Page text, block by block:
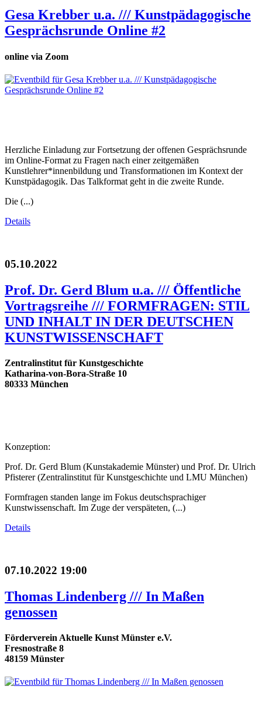
Gesa Krebber u.a. /// Kunstpädagogische
Gesprächsrunde Online #2
online via Zoom
Herzliche Einladung zur Fortsetzung der offenen Gesprächsrunde
im Online-Format zu Fragen nach einer zeitgemäßen
Kunstlehrer*innenbildung und Transformationen im Kontext der
Kunstpädagogik. Das Talkformat geht in die zweite Runde.
Die (...)
Details
05.10.2022
Prof. Dr. Gerd Blum u.a. /// Öffentliche
Vortragsreihe /// FORMFRAGEN: STIL
UND INHALT IN DER DEUTSCHEN
KUNSTWISSENSCHAFT
Zentralinstitut für Kunstgeschichte
Katharina-von-Bora-Straße 10
80333 München
Konzeption:
Prof. Dr. Gerd Blum (Kunstakademie Münster) und Prof. Dr. Ulrich
Pfisterer (Zentralinstitut für Kunstgeschichte und LMU München)
Formfragen standen lange im Fokus deutschsprachiger
Kunstwissenschaft. Im Zuge der verspäteten, (...)
Details
07.10.2022 19:00
Thomas Lindenberg /// In Maßen
genossen
Förderverein Aktuelle Kunst Münster e.V.
Fresnostraße 8
48159 Münster